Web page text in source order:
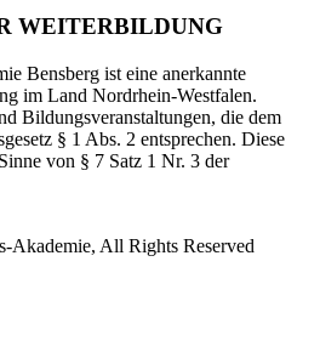
WEITERBILDUNG
Bensberg ist eine anerkannte
im Land Nordrhein-Westfalen.
Bildungsveranstaltungen, die dem
§ 1 Abs. 2 entsprechen. Diese
von § 7 Satz 1 Nr. 3 der
All Rights Reserved